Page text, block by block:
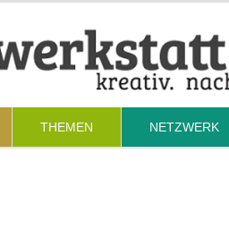
THEMEN NETZWERK